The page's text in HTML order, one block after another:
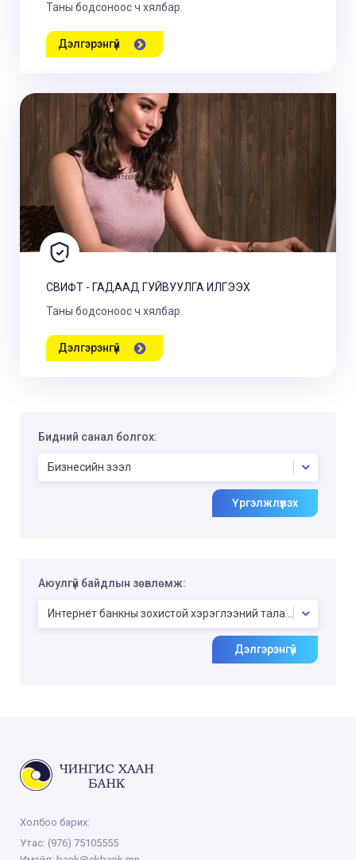
Таны бодсоноос ч хялбар.
Дэлгэрэнгүй
СВИФТ - ГАДААД ГУЙВУУЛГА ИЛГЭЭХ
Таны бодсоноос ч хялбар.
Дэлгэрэнгүй
Бидний санал болгох:
Бизнесийн зээл
Үргэлжлүүлэх
Аюулгүй байдлын зөвлөмж:
Интернет банкны зохистой хэрэглээний талаарх аюулгүй
Дэлгэрэнгүй
Холбоо барих:
Утас: (976) 75105555